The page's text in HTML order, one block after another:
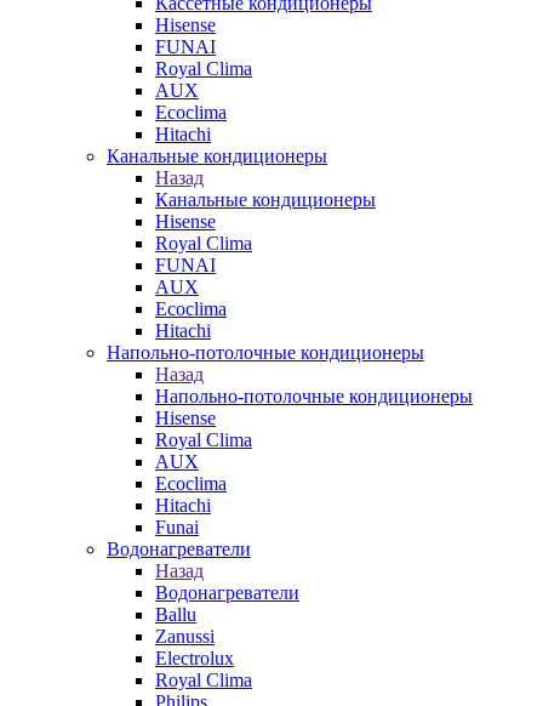
Hisense
FUNAI
Royal Clima
AUX
Ecoclima
Hitachi
Канальные кондиционеры
Назад
Канальные кондиционеры
Hisense
Royal Clima
FUNAI
AUX
Ecoclima
Hitachi
Напольно-потолочные кондиционеры
Назад
Напольно-потолочные кондиционеры
Hisense
Royal Clima
AUX
Ecoclima
Hitachi
Funai
Водонагреватели
Назад
Водонагреватели
Ballu
Zanussi
Electrolux
Royal Clima
Philips